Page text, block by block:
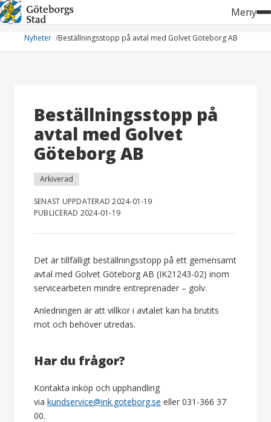
Hoppa
till
innehåll
Meny
Nyheter Beställningsstopp på avtal med Golvet Göteborg AB
Beställningsstopp på
avtal med Golvet
Göteborg AB
Arkiverad
SENAST UPPDATERAD 2024-01-19
PUBLICERAD 2024-01-19
Det är tillfälligt beställningsstopp på ett gemensamt
avtal med Golvet Göteborg AB (IK21243-02) inom
servicearbeten mindre entreprenader – golv.
Anledningen är att villkor i avtalet kan ha brutits
mot och behöver utredas.
Har du frågor?
Kontakta inköp och upphandling
via kundservice@ink.goteborg.se eller 031-366 37
00.